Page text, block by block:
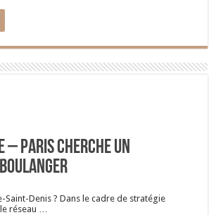
– Paris cherche un
Saint-Denis ? Dans le cadre de stratégie
réseau …